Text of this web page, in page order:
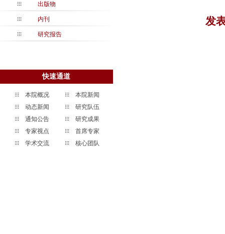
出版物
内刊
研究报告
快速通道
本院概况
动态新闻
通知公告
专家视点
学术交流
本院新闻
研究队伍
研究成果
首席专家
核心团队
发